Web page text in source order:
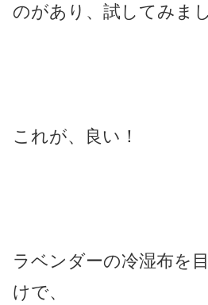
のがあり、試してみまし
これが、良い！
ラベンダーの冷湿布を
けで、